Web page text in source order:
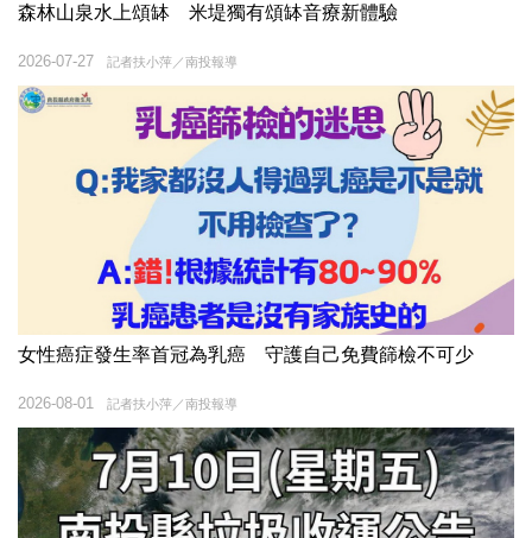
森林山泉水上頌缽 米堤獨有頌缽音療新體驗
記者扶小萍／南投報導
2026-07-27
女性癌症發生率首冠為乳癌 守護自己免費篩檢不可少
記者扶小萍／南投報導
2026-08-01